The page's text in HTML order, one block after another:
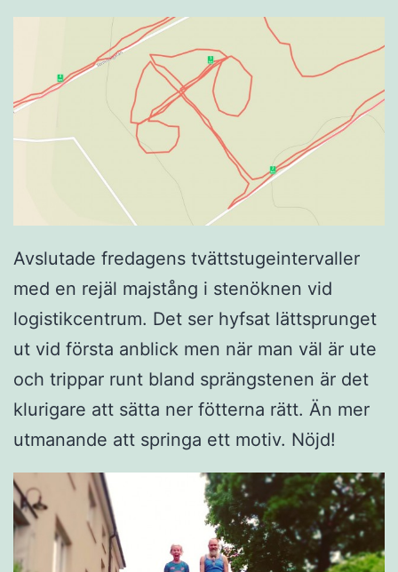
Avslutade fredagens tvättstugeintervaller
med en rejäl majstång i stenöknen vid
logistikcentrum. Det ser hyfsat lättsprunget
ut vid första anblick men när man väl är ute
och trippar runt bland sprängstenen är det
klurigare att sätta ner fötterna rätt. Än mer
utmanande att springa ett motiv. Nöjd!